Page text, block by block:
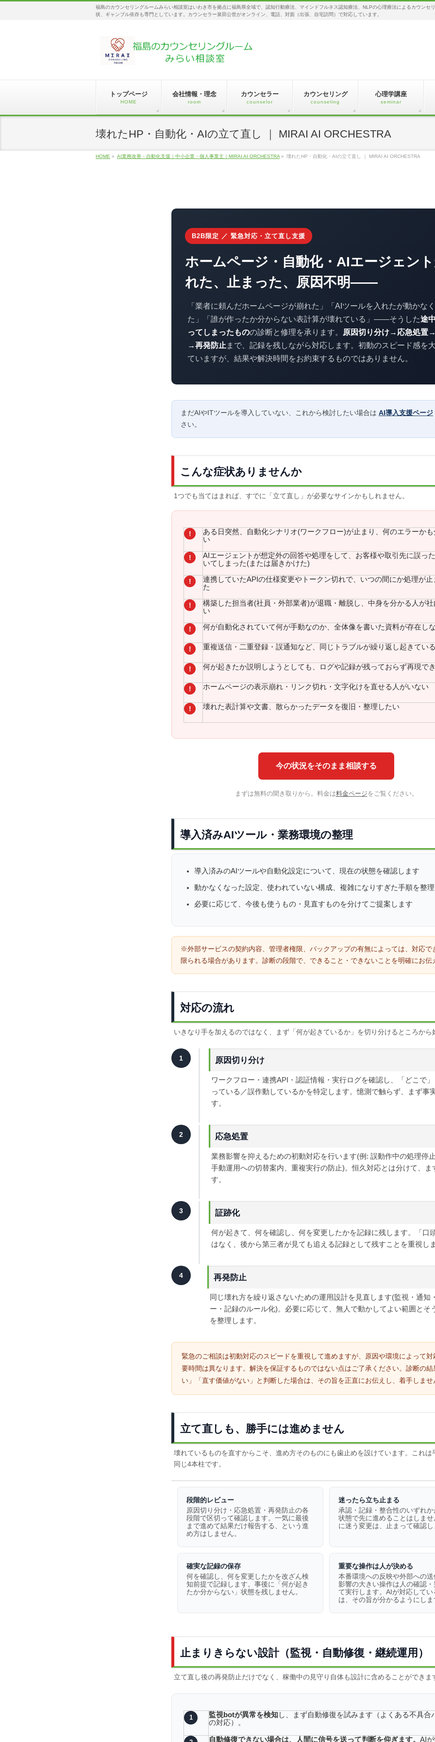
福島のカウンセリングルームみらい相談室はいわき市を拠点に福島県全域で、認知行動療法、マインドフルネス認知療法、NLPの心理療法によるカウンセ
状、ギャンブル依存も専門としています。カウンセラー泉田公世がオンライン、電話、対面（出張、自宅訪問）で対応しています。
トップページ
HOME
会社情報・理念
room
カウンセラー
counselor
カウンセリング
counseling
心理学講座
seminar
壊れたHP・自動化・AIの立て直し ｜ MIRAI AI ORCHESTRA
HOME » AI業務改善・自動化支援｜中小企業・個人事業主｜MIRAI AI ORCHESTRA » 壊れたHP・自動化・AIの立て直し ｜ MIRAI AI ORCHESTRA
B2B限定 ／ 緊急対応・立て直し支援
ホームページ・自動化・AIエージェン
れた、止まった、原因不明――
「業者に頼んだホームページが崩れた」「AIツールを入れたが動かな
た」「誰が作ったか分からない表計算が壊れている」——そうした途
ってしまったものの診断と修理を承ります。
原因切り分け→応急処置
→再発防止 まで、記録を残しながら対応します。初動のスピード感を
ていますが、結果や解決時間をお約束するものではありません。
まだAIやITツールを導入していない、これから検討したい場合は AI導入支援ページ
さい。
こんな症状ありませんか
1つでも当てはまれば、すでに「立て直し」が必要なサインかもしれません。
!
ある日突然、自動化シナリオ(ワークフロー)が止まり、何のエラーか
い
!
AIエージェントが想定外の回答や処理をして、お客様や取引先に誤っ
いてしまった(または届きかけた)
!
連携していたAPIの仕様変更やトークン切れで、いつの間にか処理が止
た
!
構築した担当者(社員・外部業者)が退職・離脱し、中身を分かる人が
い
! 何が自動化されていて何が手動なのか、全体像を書いた資料が存在し
! 重複送信・二重登録・誤通知など、同じトラブルが繰り返し起きてい
! 何が起きたか説明しようとしても、ログや記録が残っておらず再現で
! ホームページの表示崩れ・リンク切れ・文字化けを直せる人がいない
! 壊れた表計算や文書、散らかったデータを復旧・整理したい
今の状況をそのまま相談する
まずは無料の聞き取りから。料金は料金ページをご覧ください。
導入済みAIツール・業務環境の整理
導入済みのAIツールや自動化設定について、現在の状態を確認します
動かなくなった設定、使われていない構成、複雑になりすぎた手順を整
必要に応じて、今後も使うもの・見直すものを分けてご提案します
※外部サービスの契約内容、管理者権限、バックアップの有無によっては、対応で
限られる場合があります。診断の段階で、できること・できないことを明確にお伝
対応の流れ
いきなり手を加えるのではなく、まず「何が起きているか」を切り分けるところから
1 原因切り分け
ワークフロー・連携API・認証情報・実行ログを確認し、「どこで
っている／誤作動しているかを特定します。憶測で触らず、まず事
す。
2 応急処置
業務影響を抑えるための初動対応を行います(例: 誤動作中の処理停
手動運用への切替案内、重複実行の防止)。恒久対応とは分けて、ま
す。
3 証跡化
何が起きて、何を確認し、何を変更したかを記録に残します。「口
はなく、後から第三者が見ても追える記録として残すことを重視し
4 再発防止
同じ壊れ方を繰り返さないための運用設計を見直します(監視・通知
ー・記録のルール化)。必要に応じて、無人で動かしてよい範囲とそ
を整理します。
緊急のご相談は初動対応のスピードを重視して進めますが、原因や環境によって対
要時間は異なります。解決を保証するものではない点はご了承ください。診断の結
い」「直す価値がない」と判断した場合は、その旨を正直にお伝えし、着手しませ
立て直しも、勝手には進めません
壊れているものを直すからこそ、進め方そのものにも歯止めを設けています。これは
同じ4本柱です。
段階的レビュー
原因切り分け・応急処置・再発防止の各
段階で区切って確認します。一気に最後
まで進めて結果だけ報告する、という進
め方はしません。
迷ったら立ち止まる
承認・記録・整合性のいずれ
状態で先に進めることはしま
に迷う変更は、止まって確認
確実な記録の保存
何を確認し、何を変更したかを改ざん検
知前提で記録します。事後に「何が起き
たか分からない」状態を残しません。
重要な操作は人が決める
本番環境への反映や外部への
影響の大きい操作は人の確認
て実行します。AIが対応してい
は、その旨が分かるようにしま
止まりきらない設計（監視・自動修復・継続運用）
立て直し後の再発防止だけでなく、稼働中の見守り自体も設計に含めることができま
1 監視botが異常を検知 し、まず自動修復を試みます（よくある不具合
の対応）。
自動修復できない場合は、人間に信号を送って判断を仰ぎます。 AI